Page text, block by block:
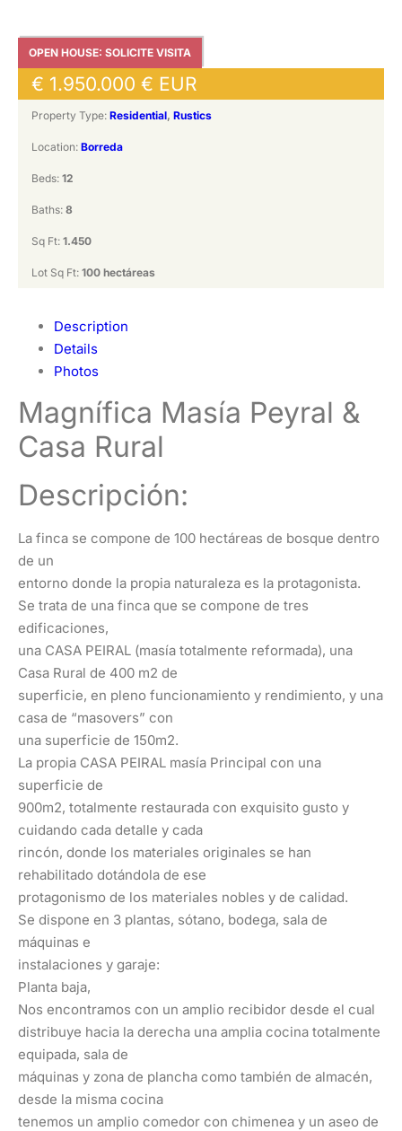
OPEN HOUSE: SOLICITE VISITA
€ 1.950.000 € EUR
Property Type: Residential, Rustics
Location: Borreda
Beds: 12
Baths: 8
Sq Ft: 1.450
Lot Sq Ft: 100 hectáreas
Description
Details
Photos
Magnífica Masía Peyral &
Casa Rural
Descripción:
La finca se compone de 100 hectáreas de bosque dentro
de un
entorno donde la propia naturaleza es la protagonista.
Se trata de una finca que se compone de tres
edificaciones,
una CASA PEIRAL (masía totalmente reformada), una
Casa Rural de 400 m2 de
superficie, en pleno funcionamiento y rendimiento, y una
casa de “masovers” con
una superficie de 150m2.
La propia CASA PEIRAL masía Principal con una
superficie de
900m2, totalmente restaurada con exquisito gusto y
cuidando cada detalle y cada
rincón, donde los materiales originales se han
rehabilitado dotándola de ese
protagonismo de los materiales nobles y de calidad.
Se dispone en 3 plantas, sótano, bodega, sala de
máquinas e
instalaciones y garaje:
Planta baja,
Nos encontramos con un amplio recibidor desde el cual
distribuye hacia la derecha una amplia cocina totalmente
equipada, sala de
máquinas y zona de plancha como también de almacén,
desde la misma cocina
tenemos un amplio comedor con chimenea y un aseo de